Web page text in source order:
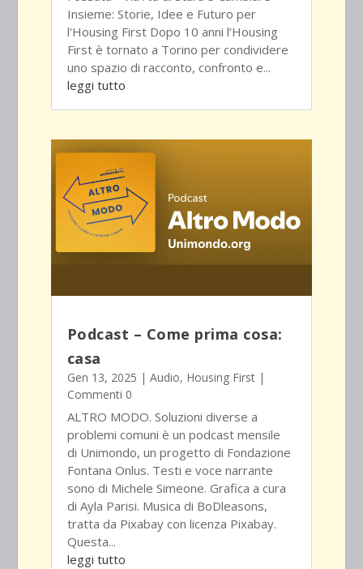
Insieme: Storie, Idee e Futuro per
l'Housing First Dopo 10 anni l’Housing
First è tornato a Torino per condividere
uno spazio di racconto, confronto e...
leggi tutto
Podcast – Come prima cosa:
casa
Gen 13, 2025 | Audio, Housing First|
Commenti 0
ALTRO MODO. Soluzioni diverse a
problemi comuni è un podcast mensile
di Unimondo, un progetto di Fondazione
Fontana Onlus. Testi e voce narrante
sono di Michele Simeone. Grafica a cura
di Ayla Parisi. Musica di BoDleasons,
tratta da Pixabay con licenza Pixabay.
Questa...
leggi tutto